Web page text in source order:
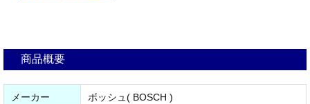
商品概要
メーカー ボッシュ( BOSCH )